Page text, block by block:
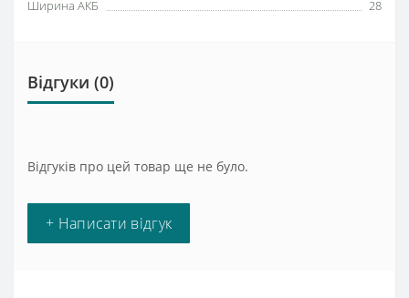
Ширина АКБ
28
Відгуки (0)
Відгуків про цей товар ще не було.
+ Написати відгук